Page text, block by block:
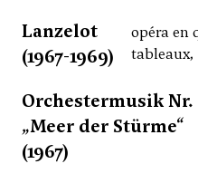
Lanzelot
(1967-1969)
opéra en
tableaux,
Orchestermusik Nr.
„Meer der Stürme“
(1967)